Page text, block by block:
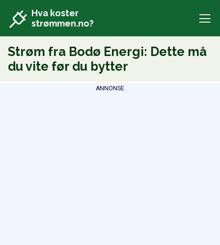
Hva koster
strømmen.no?
Strøm fra Bodø Energi: Dette må
du vite før du bytter
ANNONSE